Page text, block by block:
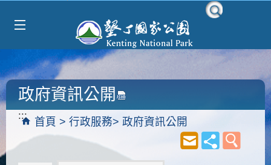
:::
首頁 行政服務 政府資訊公開
政府資訊公開